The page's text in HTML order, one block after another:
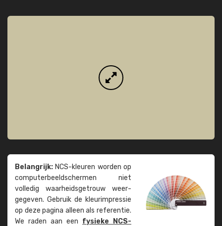
Belangrijk: NCS-kleuren worden op
computer­beeld­schermen niet
volledig waarheids­­getrouw weer­
gegeven. Gebruik de kleur­impressie
op deze pagina alleen als referentie.
We raden aan een fysieke NCS-